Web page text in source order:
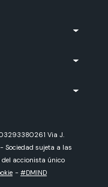
Via J.
- Sociedad sujeta a las
del accionista único
- #DMIND